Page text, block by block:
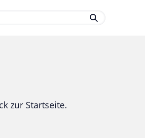
zur Startseite.